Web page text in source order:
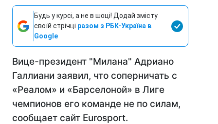
Будь у курсі, а не в шоці! Додай змісту
своїй стрічці разом з РБК-Україна в
Google
Вице-президент "Милана" Адриано
Галлиани заявил, что соперничать с
«Реалом» и «Барселоной» в Лиге
чемпионов его команде не по силам,
сообщает сайт Eurosport.